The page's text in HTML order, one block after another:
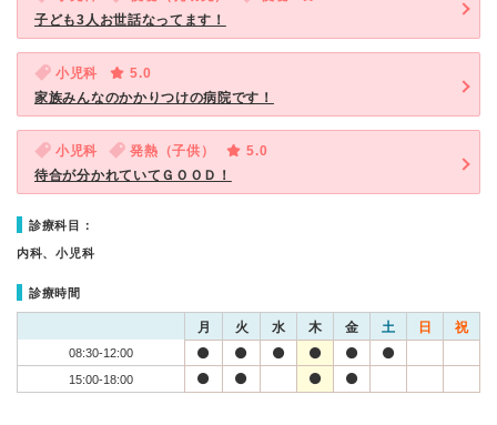
子ども3人お世話なってます！
小児科
5.0
家族みんなのかかりつけの病院です！
小児科 発熱（子供）
5.0
待合が分かれていてＧＯＯＤ！
診療科目：
内科、小児科
診療時間
月 火 水 木 金 土 日 祝
08:30-12:00
15:00-18:00